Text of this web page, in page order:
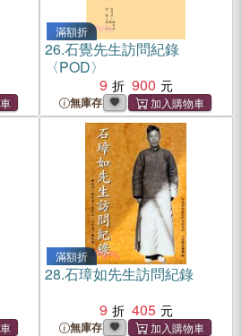
滿額折
26.石覺先生訪問紀錄
〈POD〉
9
900
無庫存
滿額折
28.石璋如先生訪問紀錄
9
405
無庫存